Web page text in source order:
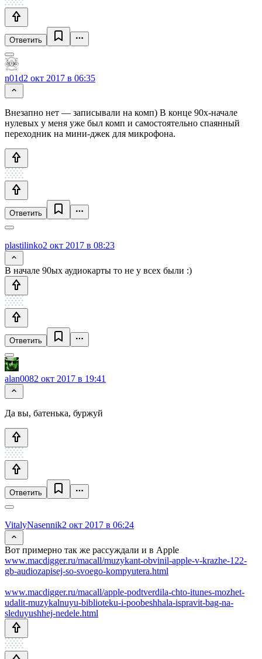
Ответить
n01d2 окт 2017 в 06:35
Внезапно нет — записывали на комп) В конце 90х-начале
нулевых у меня уже был комп и самостоятельно спаянный
переходник на мини-джек для микрофона.
Ответить
plastilinko2 окт 2017 в 08:23
В начале 90ых аудиокарты то не у всех были :)
Ответить
alan0082 окт 2017 в 19:41
Да вы, батенька, буржуй
Ответить
VitalyNasennik2 окт 2017 в 06:24
Вот примерно так же рассуждали и в Apple
www.macdigger.ru/macall/muzykant-obvinil-apple-v-krazhe-122-
gb-audiozapisej-so-svoego-kompyutera.html
www.macdigger.ru/macall/apple-podtverdila-chto-itunes-mozhet-
udalit-muzykalnuyu-biblioteku-i-poobeshhala-ispravit-bag-na-
sleduyushhej-nedele.html